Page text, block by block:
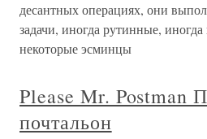
десантных операциях, они
задачи, иногда рутинные,
некоторые эсминцы
Please Mr. Postman
почтальон